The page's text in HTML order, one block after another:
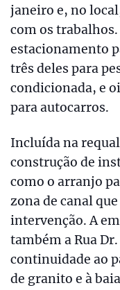
janeiro e, no
com os
estacionamento
três deles para
condicionada, e
para autocarros.
Incluída na
construção de
como o arranjo
zona de canal
intervenção. A
também a Rua
continuidade ao
de granito e à